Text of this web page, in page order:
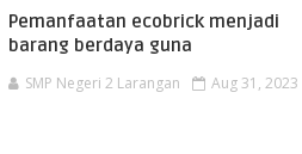
Pemanfaatan ecobrick menjadi
barang berdaya guna
SMP Negeri 2 Larangan Aug 31, 2023